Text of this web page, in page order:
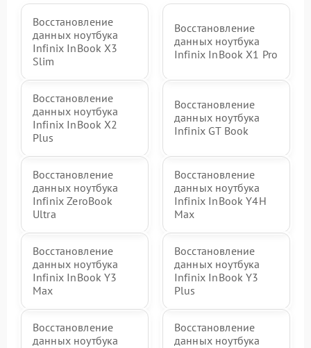
Восстановление
данных ноутбука
Infinix InBook X3
Slim
Восстановление
данных ноутбука
Infinix InBook X1 Pro
Восстановление
данных ноутбука
Infinix InBook X2
Plus
Восстановление
данных ноутбука
Infinix GT Book
Восстановление
данных ноутбука
Infinix ZeroBook
Ultra
Восстановление
данных ноутбука
Infinix InBook Y4H
Max
Восстановление
данных ноутбука
Infinix InBook Y3
Max
Восстановление
данных ноутбука
Infinix InBook Y3
Plus
Восстановление
данных ноутбука
Восстановление
данных ноутбука